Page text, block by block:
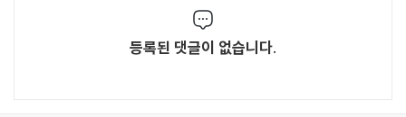
등록된 댓글이 없습니다.